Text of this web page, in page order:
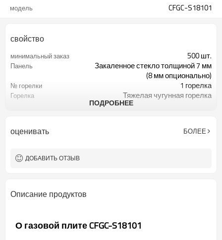
модель CFGC-S18101
свойство
минимальный заказ 500 шт.
Панель
Закаленное стекло толщиной 7 мм
(8 мм опционально)
№ горелки 1 горелка
Горелка Тяжелая чугунная горелка
Латунный колпачок горелки
подставка для кастрюли.
Тип газа
Устройство отключения
ПОДРОБНЕЕ
оценивать БОЛЕЕ
ДОБАВИТЬ ОТЗЫВ
Описание продуктов
О газовой плите CFGC-S18101